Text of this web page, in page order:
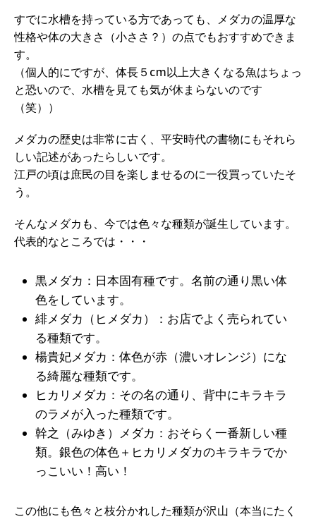
すでに水槽を持っている方であっても、メダカの温厚な
性格や体の大きさ（小ささ？）の点でもおすすめできま
す。
（個人的にですが、体長５cm以上大きくなる魚はちょっ
と恐いので、水槽を見ても気が休まらないのです
（笑））
メダカの歴史は非常に古く、平安時代の書物にもそれら
しい記述があったらしいです。
江戸の頃は庶民の目を楽しませるのに一役買っていたそ
う。
そんなメダカも、今では色々な種類が誕生しています。
代表的なところでは・・・
黒メダカ：日本固有種です。名前の通り黒い体
色をしています。
緋メダカ（ヒメダカ）：お店でよく売られてい
る種類です。
楊貴妃メダカ：体色が赤（濃いオレンジ）にな
る綺麗な種類です。
ヒカリメダカ：その名の通り、背中にキラキラ
のラメが入った種類です。
幹之（みゆき）メダカ：おそらく一番新しい種
類。銀色の体色＋ヒカリメダカのキラキラでか
っこいい！高い！
この他にも色々と枝分かれした種類が沢山（本当にたく